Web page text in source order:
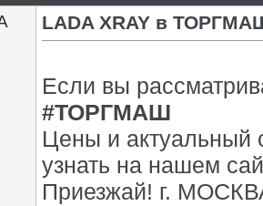
LADA XRAY в
Если вы
#ТОРГМАШ
Цены и актуальный
узнать на нашем
Приезжай! г.